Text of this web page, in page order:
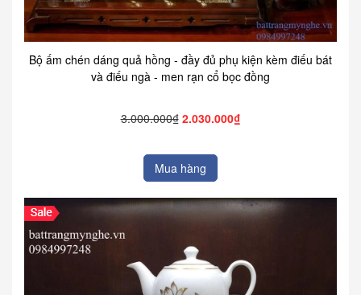
Bộ ấm chén dáng quả hồng - đầy đủ phụ kiện kèm điếu bát
và điếu ngà - men rạn cổ bọc đồng
3.000.000₫ 2.030.000₫
Mua hàng